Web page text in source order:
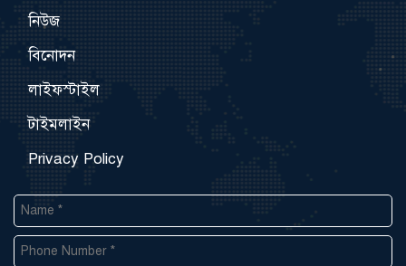
নিউজ
বিনোদন
লাইফস্টাইল
টাইমলাইন
Privacy Policy